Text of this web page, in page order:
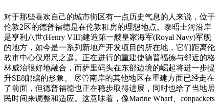
对于那些喜欢自己的城市街区有一点历史气息的人来说，位于
伦敦2区的德普福德是在伦敦租房的理想地点。泰晤士河沿岸
是亨利八世(Henry VIII)建造第一艘皇家海军(Royal Navy)军舰
的地方，如今是一系列新地产开发项目的所在地，它们距离伦
敦市中心仅咫尺之遥。正在进行的重建使德普福德与邻近的格
林威治很好地融合，而萨里码头在东部边境的崛起将进一步提
升SE8邮编的形象。 尽管南岸的其他地区在重建方面已经走在
了前面，但德普福德也正在稳步取得进展，同时也给了当地居
民时间来调整和适应。这意味着，像Marine Wharf、conpackets